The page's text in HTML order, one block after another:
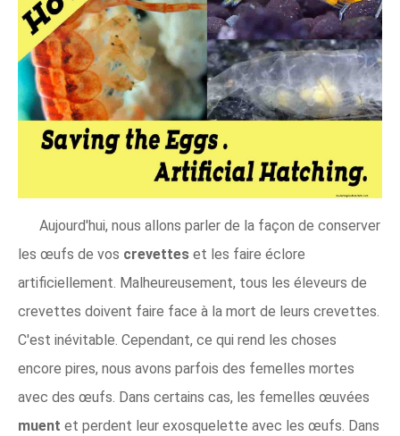
Aujourd'hui, nous allons parler de la façon de conserver
les œufs de vos crevettes et les faire éclore
artificiellement. Malheureusement, tous les éleveurs de
crevettes doivent faire face à la mort de leurs crevettes.
C'est inévitable. Cependant, ce qui rend les choses
encore pires, nous avons parfois des femelles mortes
avec des œufs. Dans certains cas, les femelles œuvées
muent et perdent leur exosquelette avec les œufs. Dans